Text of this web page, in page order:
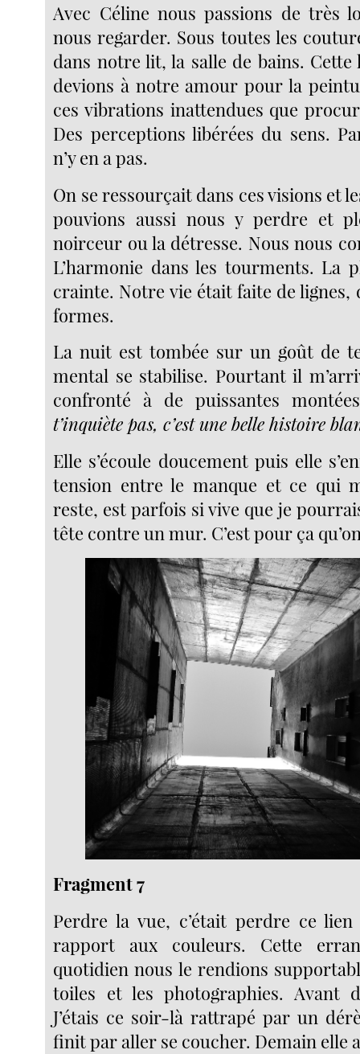
Avec Céline nous passions de très
nous regarder. Sous toutes les
dans notre lit, la salle de bains. Cette
devions à notre amour pour la
ces vibrations inattendues que
Des perceptions libérées du sens.
n’y en a pas.
On se ressourçait dans ces visions et
pouvions aussi nous y perdre et
noirceur ou la détresse. Nous nous
L’harmonie dans les tourments. La
crainte. Notre vie était faite de lignes,
formes.
La nuit est tombée sur un goût de
mental se stabilise. Pourtant il
confronté à de puissantes
t’inquiète pas, c’est une belle histoire
Elle s’écoule doucement puis elle
tension entre le manque et ce qui
reste, est parfois si vive que je
tête contre un mur. C’est pour ça
Fragment 7
Perdre la vue, c’était perdre ce lien
rapport aux couleurs. Cette
quotidien nous le rendions
toiles et les photographies. Avant
J’étais ce soir-là rattrapé par un
finit par aller se coucher. Demain elle